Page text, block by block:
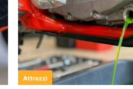
Attrezzi